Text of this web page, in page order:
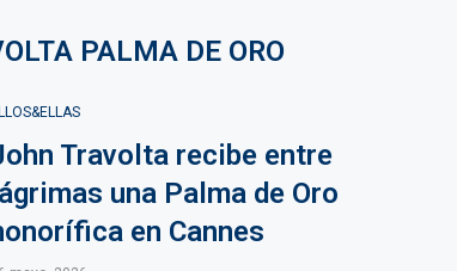
PALMA DE ORO
Travolta recibe entre
lágrimas una Palma de Oro
en Cannes